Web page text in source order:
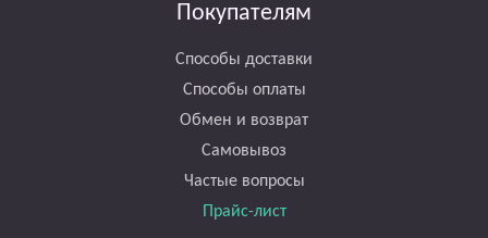
Покупателям
Способы доставки
Способы оплаты
Обмен и возврат
Самовывоз
Частые вопросы
Прайс-лист